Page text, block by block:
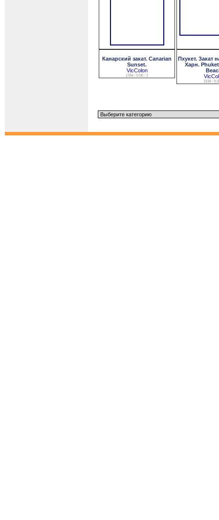
Канарский закат. Canarian
Sunset.
VicColon
1594 / 0.00 / 2
Пхукет. Закат
Харн.
1836 /